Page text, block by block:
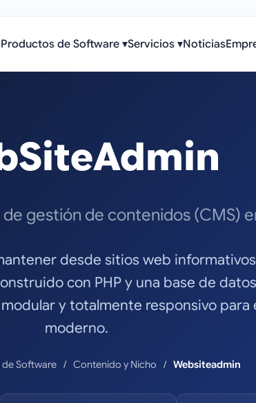
Productos de Software ▾Servicios ▾Noticias
gestión de contenidos (CMS)
desde sitios web
con PHP y una base de
y totalmente responsivo para
moderno.
Software Contenido y Nicho Websiteadmin